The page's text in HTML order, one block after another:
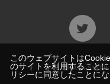
©TAKAYA
このウェブサイトは
のサイトを利用すること
リシーに同意したことにな